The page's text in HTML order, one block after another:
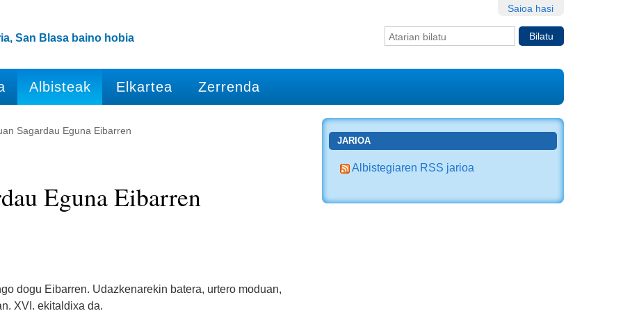
Saioa hasi
Bilatu atarian
San Blasa baino hobia
Albisteak Elkartea Zerrenda
Sagardau Eguna Eibarren
Eguna Eibarren
dogu Eibarren. Udazkenarekin batera, urtero moduan,
XVI. ekitaldixa da.
JARIOA
Albistegiaren RSS jarioa